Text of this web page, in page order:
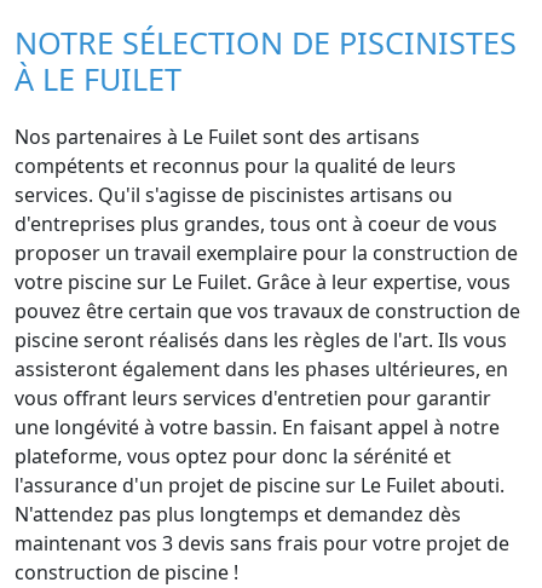
NOTRE SÉLECTION DE PISCINISTES
À LE FUILET
Nos partenaires à Le Fuilet sont des artisans
compétents et reconnus pour la qualité de leurs
services. Qu'il s'agisse de piscinistes artisans ou
d'entreprises plus grandes, tous ont à coeur de vous
proposer un travail exemplaire pour la construction de
votre piscine sur Le Fuilet. Grâce à leur expertise, vous
pouvez être certain que vos travaux de construction de
piscine seront réalisés dans les règles de l'art. Ils vous
assisteront également dans les phases ultérieures, en
vous offrant leurs services d'entretien pour garantir
une longévité à votre bassin. En faisant appel à notre
plateforme, vous optez pour donc la sérénité et
l'assurance d'un projet de piscine sur Le Fuilet abouti.
N'attendez pas plus longtemps et demandez dès
maintenant vos 3 devis sans frais pour votre projet de
construction de piscine !